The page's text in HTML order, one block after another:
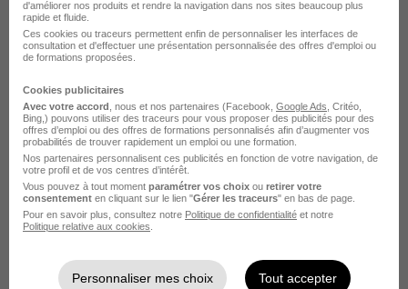
Odalys Valmeinier
Odalys Levallois-Perret
Odalys Antibes
Odalys Arès
Voir plus
Voir toutes les offres par ville chez Odalys
Postuler chez Odalys par Métier
d'améliorer nos produits et rendre la navigation dans nos sites beaucoup plus
rapide et fluide.
Ces cookies ou traceurs permettent enfin de personnaliser les interfaces de
consultation et d'effectuer une présentation personnalisée des offres d'emploi ou
de formations proposées.
Cookies publicitaires
Avec votre accord , nous et nos partenaires (Facebook, Google Ads , Critéo,
Bing,) pouvons utiliser des traceurs pour vous proposer des publicités pour des
offres d’emploi ou des offres de formations personnalisés afin d’augmenter vos
probabilités de trouver rapidement un emploi ou une formation.
Nos partenaires personnalisent ces publicités en fonction de votre navigation, de
votre profil et de vos centres d’intérêt.
Vous pouvez à tout moment paramétrer vos choix ou retirer votre
consentement en cliquant sur le lien "Gérer les traceurs" en bas de page.
Pour en savoir plus, consultez notre Politique de confidentialité et notre
Politique relative aux cookies
Personnaliser mes choix Tout accepter